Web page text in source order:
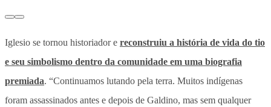
Iglesio se tornou historiador e reconstruiu a história de vida do tio
e seu simbolismo dentro da comunidade em uma biografia
premiada. “Continuamos lutando pela terra. Muitos indígenas
foram assassinados antes e depois de Galdino, mas sem qualquer